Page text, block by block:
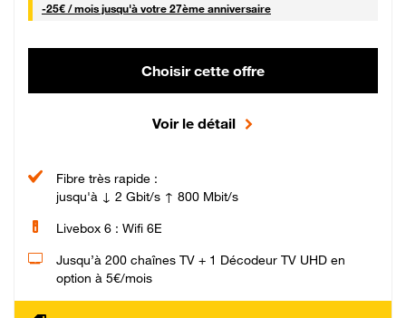
-25€ / mois25 € par mois
jusqu'à votre 27ème anniversaire
Choisir cette offre
Voir le détail
Fibre très rapide :
jusqu'à ↓ 2 Gbit/s ↑ 800 Mbit/s
Livebox 6 : Wifi 6E
Jusqu’à 200 chaînes TV + 1 Décodeur TV UHD en
option à 5€/mois